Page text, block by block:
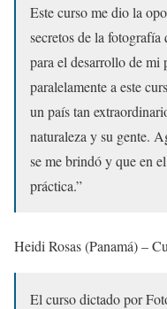
Este curso me dio la
secretos de la fotografía
para el desarrollo de mi
paralelamente a este
un país tan
naturaleza y su gente.
se me brindó y que en
práctica.”
Heidi Rosas (Panamá) –
El curso dictado por